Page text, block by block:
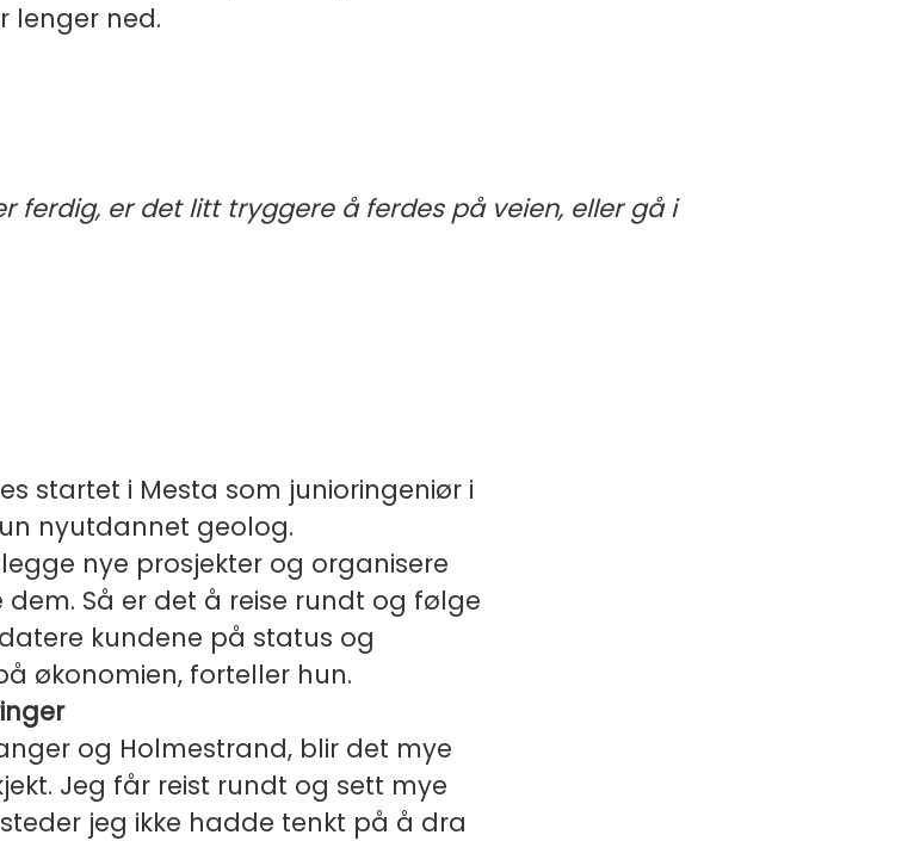
lenger ned.
ferdig, er det litt tryggere å ferdes på veien, eller gå i
startet i Mesta som junioringeniør i
nyutdannet geolog.
nye prosjekter og organisere
Så er det å reise rundt og følge
kundene på status og
økonomien, forteller hun.
og Holmestrand, blir det mye
Jeg får reist rundt og sett mye
jeg ikke hadde tenkt på å dra